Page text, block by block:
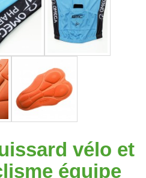
vélo et
équipe